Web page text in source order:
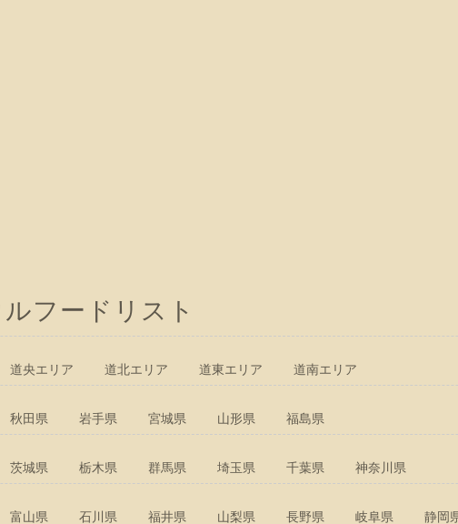
フードリスト
道央エリア 道北エリア 道東エリア 道南エリア
秋田県 岩手県 宮城県 山形県 福島県
茨城県 栃木県 群馬県 埼玉県 千葉県 神奈川県
富山県 石川県 福井県 山梨県 長野県 岐阜県 静岡